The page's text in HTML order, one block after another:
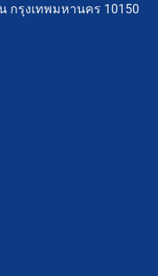
กรุงเทพมหานคร 10150